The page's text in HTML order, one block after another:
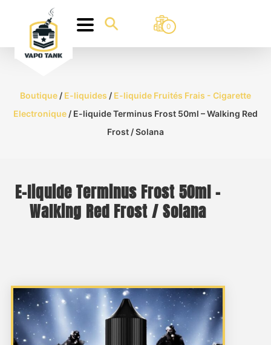
0
Boutique/ E-liquides / E-liquide Fruités Frais - Cigarette
Electronique/ E-liquide Terminus Frost 50ml – Walking Red
Frost / Solana
E-liquide Terminus Frost 50ml –
Walking Red Frost / Solana